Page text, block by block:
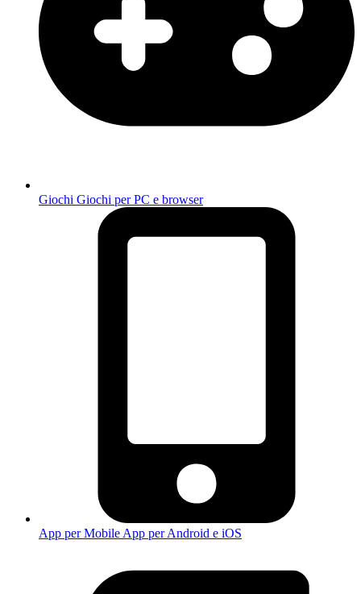
Giochi Giochi per PC e browser
App per Mobile App per Android e iOS